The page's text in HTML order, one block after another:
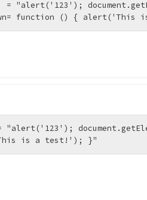
= "alert('123');
function () {
"alert('123');
is a test!'); }"